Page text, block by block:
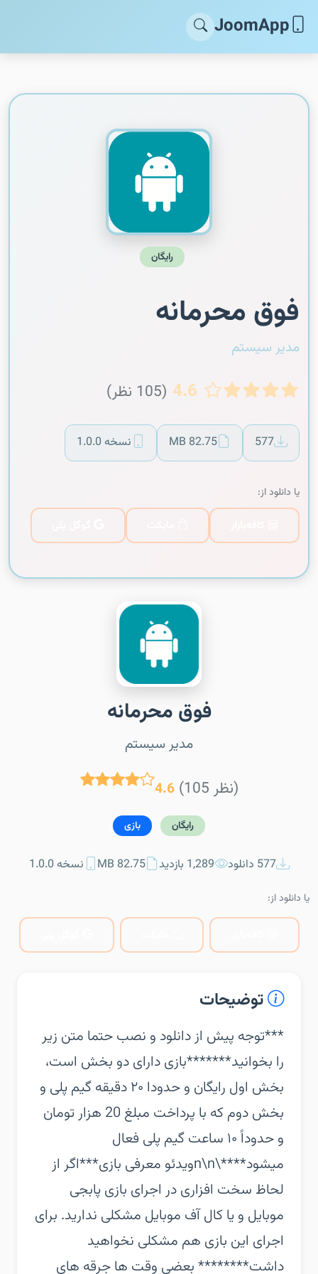
JoomApp
رایگان
فوق محرمانه
مدیر سیستم
4.6 (105 نظر)
577
82.75 MB نسخه 1.0.0
یا دانلود از:
فوق محرمانه
مدیر سیستم
4.6 (105 نظر)
رایگان بازی
577 دانلود 1,289 بازدید 82.75 MB نسخه 1.0.0
یا دانلود از:
توضیحات
‏‏***توجه پیش از دانلود و نصب حتما متن زیر
را بخوانید***‏****بازی دارای دو بخش است،
بخش اول رایگان و حدودا ۲۰ دقیقه گیم پلی و
بخش دوم که با پرداخت مبلغ 20 هزار تومان
و حدوداً ۱۰ ساعت گیم پلی فعال
میشود****\n\nویدئو معرفی بازی‏***اگر از
لحاظ سخت افزاری در اجرای بازی پابجی
موبایل و یا کال آف موبایل مشکلی ندارید. برای
اجرای این بازی هم مشکلی نخواهید
داشت***‏***** بعضی وقت ها جرقه های